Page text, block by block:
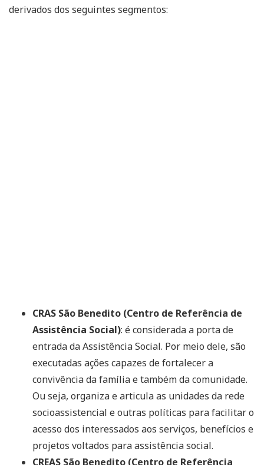
derivados dos seguintes segmentos:
CRAS São Benedito (Centro de Referência de
Assistência Social): é considerada a porta de
entrada da Assistência Social. Por meio dele, são
executadas ações capazes de fortalecer a
convivência da família e também da comunidade.
Ou seja, organiza e articula as unidades da rede
socioassistencial e outras políticas para facilitar o
acesso dos interessados aos serviços, benefícios e
projetos voltados para assistência social.
CREAS São Benedito (Centro de Referência